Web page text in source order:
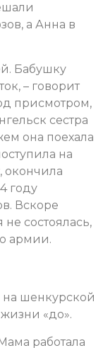
а Анна в
Бабушку
– говорит
присмотром,
сестра
она поехала
на
окончила
году
Вскоре
состоялась,
армии.
на шенкурской
«до».
работала